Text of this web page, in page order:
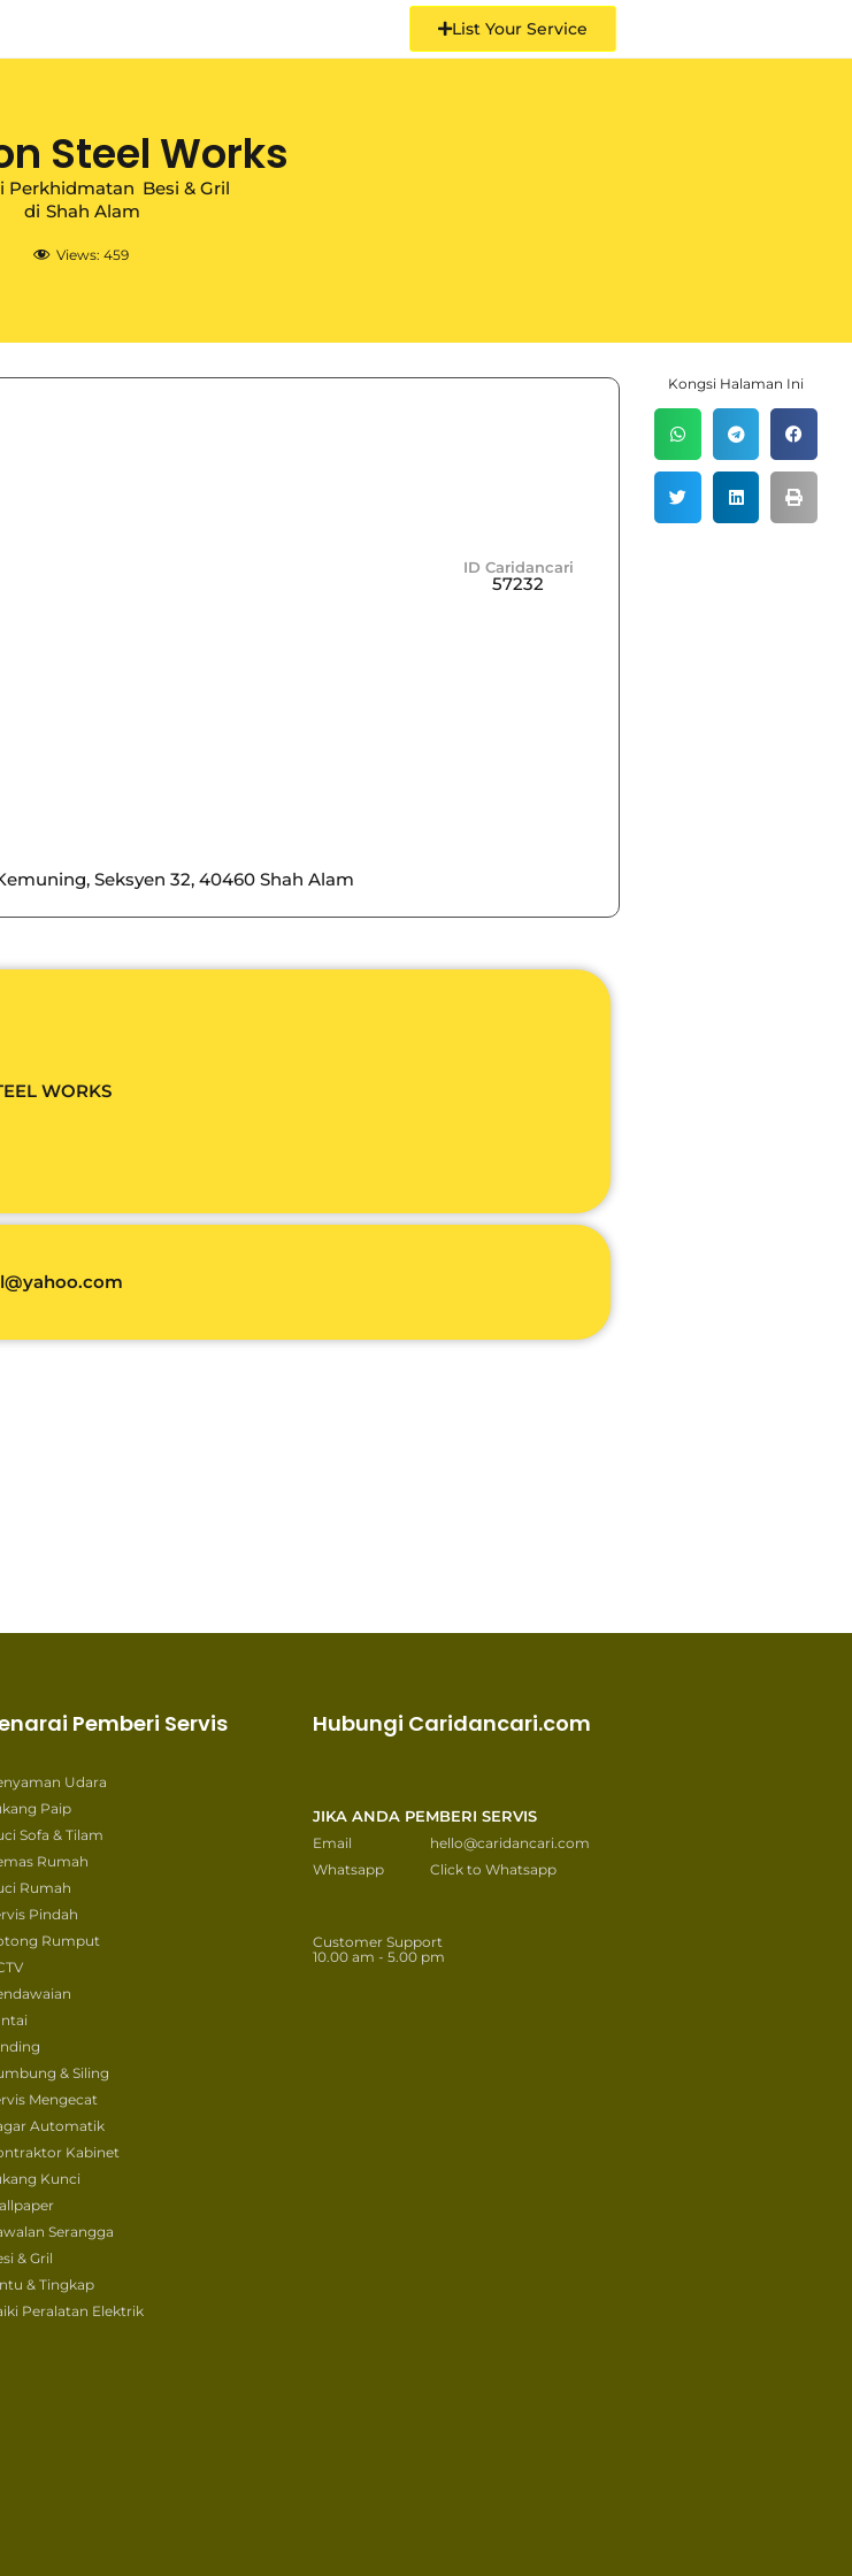
List Your Service
Steel Works
Perkhidmatan Besi & Gril
di Shah Alam
Views: 459
ID Caridancari
57232
Seksyen 32, 40460 Shah Alam
Kongsi Halaman Ini
WORKS
Pemberi Servis
Udara
Paip
Sofa & Tilam
Rumah
Rumah
Pindah
Rumput
& Siling
Mengecat
Automatik
Kabinet
Kunci
Serangga
& Gril
& Tingkap
Peralatan Elektrik
Hubungi Caridancari.com
JIKA ANDA PEMBERI SERVIS
Email
hello@caridancari.com
Whatsapp
Click to Whatsapp
Customer Support
10.00 am - 5.00 pm